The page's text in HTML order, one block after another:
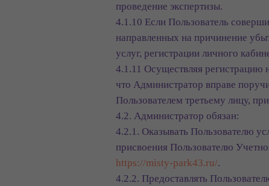
проведение экспертизы.
4.1.10 Если Пользователь
направленных на причинение
услуг, регистрации личного
4.1.11 Осуществляя регистрацию
что Администратор вправе
Пользователем третьему лицу,
4.2. Администратор обязан:
4.2.1. Оказывать Пользователю
присвоения Пользователю
https://misty-park43.ru/.
4.2.2. Предоставлять